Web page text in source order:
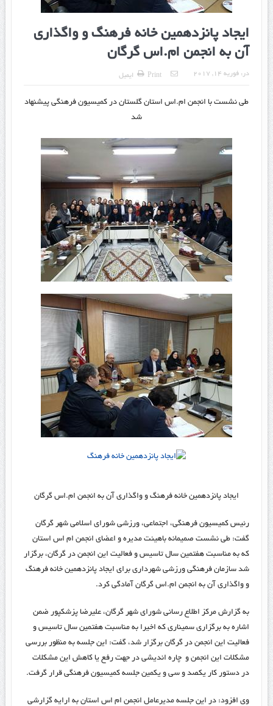
ایجاد پانزدهمین خانه فرهنگ و واگذاری
آن به انجمن ام.اس گرگان
در: فوریه 14, 2017 Print ایمیل
طی نشست با انجمن ام.اس استان گلستان در کمیسیون فرهنگی پیشنهاد
شد
ایجاد پانزدهمین خانه فرهنگ و واگذاری آن به انجمن ام.اس گرگان
رئیس کمیسیون فرهنگی، اجتماعی، ورزشی شورای اسلامی شهر گرگان
گفت: طی نشست صمیمانه باهیئت مدیره و اعضای انجمن ام اس استان
که به مناسبت هفتمین سال تاسیس و فعالیت این انجمن در گرگان، برگزار
شد سازمان فرهنگی ورزشی شهرداری برای ایجاد پانزدهمین خانه فرهنگ
و واگذاری آن به انجمن ام.اس گرگان آمادگی کرد.
به گزارش مرکز اطلاع رسانی شورای شهر گرگان، علیرضا پزشکپور ضمن
اشاره به برگزاری سمیناری که اخیرا به مناسبت هفتمین سال تاسیس و
فعالیت این انجمن در گرگان برگزار شد، گفت: این جلسه به منظور بررسی
مشکلات این انجمن و چاره اندیشی در جهت رفع یا کاهش این مشکلات
در دستور کار یکصد و سی و یکمین جلسه کمیسیون فرهنگی قرار گرفت.
وی افزود: در این جلسه مدیرعامل انجمن ام اس استان به ارایه گزارشی